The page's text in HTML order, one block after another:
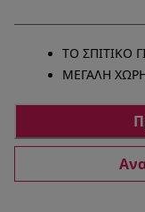
ΤΟ ΣΠΙΤΙΚΟ
ΜΕΓΑΛΗ